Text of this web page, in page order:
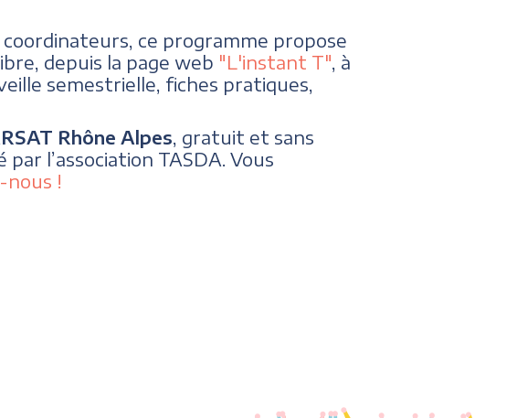
ce programme propose
depuis la page web "L'instant T", à
semestrielle, fiches pratiques,
Rhône Alpes, gratuit et sans
l’association TASDA. Vous
nous !